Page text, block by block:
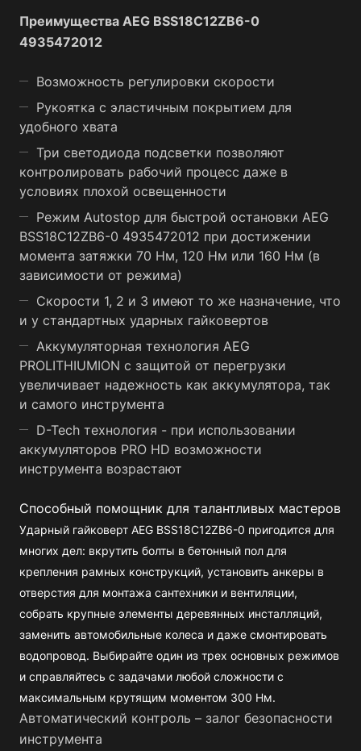
Преимущества AEG BSS18C12ZB6-0
4935472012
Возможность регулировки скорости
Рукоятка с эластичным покрытием для
удобного хвата
Три светодиода подсветки позволяют
контролировать рабочий процесс даже в
условиях плохой освещенности
Режим Autostop для быстрой остановки AEG
BSS18C12ZB6-0 4935472012 при достижении
момента затяжки 70 Нм, 120 Нм или 160 Нм (в
зависимости от режима)
Скорости 1, 2 и 3 имеют то же назначение, что
и у стандартных ударных гайковертов
Аккумуляторная технология AEG
PROLITHIUMION с защитой от перегрузки
увеличивает надежность как аккумулятора, так
и самого инструмента
D-Tech технология - при использовании
аккумуляторов PRO HD возможности
инструмента возрастают
Способный помощник для талантливых мастеров
Ударный гайковерт AEG BSS18C12ZB6-0 пригодится для
многих дел: вкрутить болты в бетонный пол для
крепления рамных конструкций, установить анкеры в
отверстия для монтажа сантехники и вентиляции,
собрать крупные элементы деревянных инсталляций,
заменить автомобильные колеса и даже смонтировать
водопровод. Выбирайте один из трех основных режимов
и справляйтесь с задачами любой сложности с
максимальным крутящим моментом 300 Нм.
Автоматический контроль – залог безопасности
инструмента